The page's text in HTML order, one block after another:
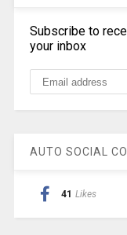
Subscribe to
your inbox
AUTO SOCIAL
41 Likes